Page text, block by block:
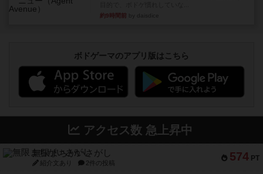
約9時間前
ボドゲーマのアプリ版はこちら
アクセス数 急上昇中
574 PT
無限まちがいさがし
紹介文あり 2件の投稿